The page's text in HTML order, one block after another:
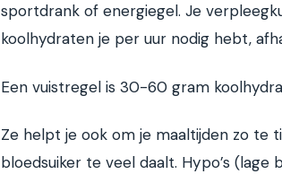
sportdrank of energiegel. Je
koolhydraten je per uur nodig hebt,
Een vuistregel is 30-60 gram
Ze helpt je ook om je maaltijden zo te
bloedsuiker te veel daalt. Hypo’s (lage